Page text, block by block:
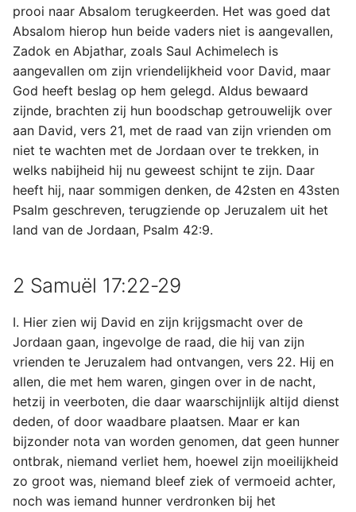
prooi naar Absalom terugkeerden. Het was goed dat
Absalom hierop hun beide vaders niet is aangevallen,
Zadok en Abjathar, zoals Saul Achimelech is
aangevallen om zijn vriendelijkheid voor David, maar
God heeft beslag op hem gelegd. Aldus bewaard
zijnde, brachten zij hun boodschap getrouwelijk over
aan David, vers 21, met de raad van zijn vrienden om
niet te wachten met de Jordaan over te trekken, in
welks nabijheid hij nu geweest schijnt te zijn. Daar
heeft hij, naar sommigen denken, de 42sten en 43sten
Psalm geschreven, terugziende op Jeruzalem uit het
land van de Jordaan, Psalm 42:9.
2 Samuël 17:22-29
I. Hier zien wij David en zijn krijgsmacht over de
Jordaan gaan, ingevolge de raad, die hij van zijn
vrienden te Jeruzalem had ontvangen, vers 22. Hij en
allen, die met hem waren, gingen over in de nacht,
hetzij in veerboten, die daar waarschijnlijk altijd dienst
deden, of door waadbare plaatsen. Maar er kan
bijzonder nota van worden genomen, dat geen hunner
ontbrak, niemand verliet hem, hoewel zijn moeilijkheid
zo groot was, niemand bleef ziek of vermoeid achter,
noch was iemand hunner verdronken bij het